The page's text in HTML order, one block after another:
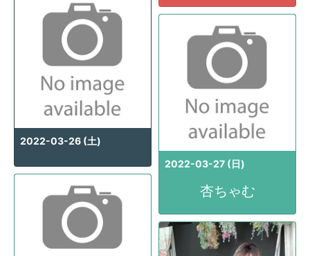
2022-03-26 (土)
2022-03-27 (日)
杏ちゃむ